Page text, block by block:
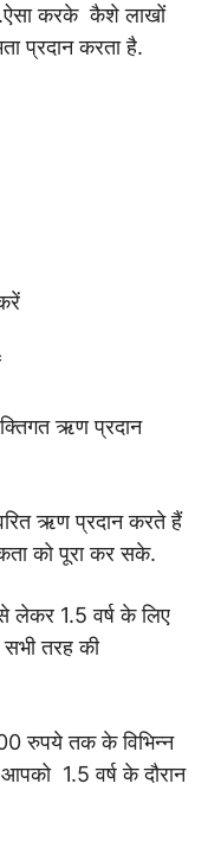
है.ऐसा करके कैशे लाखों
प्रदान करता है.
ऋणप्रदान
ऋण प्रदान करते हैं
को पूरा कर सके.
1.5 वर्ष के लिए
तरह की
रुपये तक के विभिन्न
1.5 वर्ष के दौरान